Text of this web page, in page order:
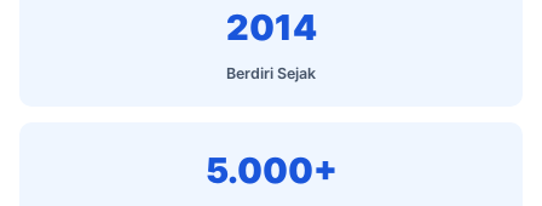
2014
Berdiri Sejak
5.000+